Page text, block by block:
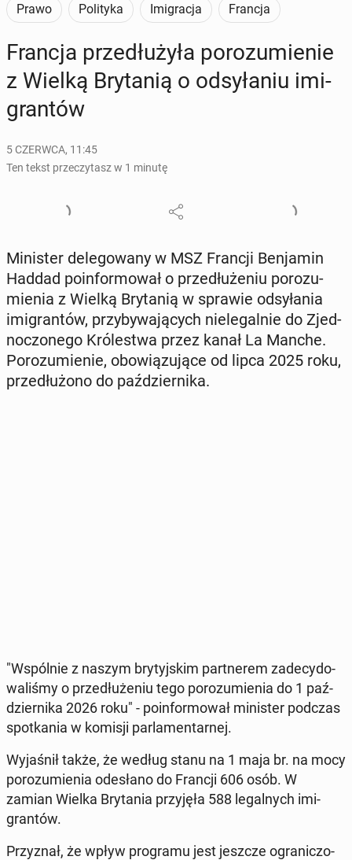
Prawo Polityka Imigracja Francja
Francja prze­dłu­ży­ła po­ro­zu­mie­nie
z Wielką Bry­ta­nią o od­sy­ła­niu imi­
gran­tów
5 CZERWCA, 11:45
Ten tekst przeczytasz w 1 minutę
Mi­ni­ster de­le­go­wa­ny w MSZ Francji Ben­ja­min
Haddad po­in­for­mo­wał o prze­dłu­że­niu po­ro­zu­
mie­nia z Wielką Bry­ta­nią w sprawie od­sy­ła­nia
imi­gran­tów, przy­by­wa­ją­cych nie­le­gal­nie do Zjed­
no­czo­ne­go Kró­le­stwa przez kanał La Manche.
Po­ro­zu­mie­nie, obo­wią­zu­ją­ce od lipca 2025 roku,
prze­dłu­żo­no do paź­dzier­ni­ka.
"Wspól­nie z naszym bry­tyj­skim part­ne­rem za­de­cy­do­
wa­li­śmy o prze­dłu­że­niu tego po­ro­zu­mie­nia do 1 paź­
dzier­ni­ka 2026 roku" - po­in­for­mo­wał mi­ni­ster podczas
spo­tka­nia w komisji par­la­men­tar­nej.
Wy­ja­śnił także, że według stanu na 1 maja br. na mocy
po­ro­zu­mie­nia ode­sła­no do Francji 606 osób. W
zamian Wielka Bry­ta­nia przy­ję­ła 588 le­gal­nych imi­
gran­tów.
Przy­znał, że wpływ pro­gra­mu jest jeszcze ogra­ni­czo­